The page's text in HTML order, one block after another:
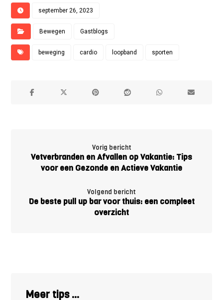
september 26, 2023
Bewegen Gastblogs
beweging cardio loopband sporten
Vorig bericht
Vetverbranden en Afvallen op Vakantie: Tips
voor een Gezonde en Actieve Vakantie
Volgend bericht
De beste pull up bar voor thuis: een compleet
overzicht
Meer tips ...